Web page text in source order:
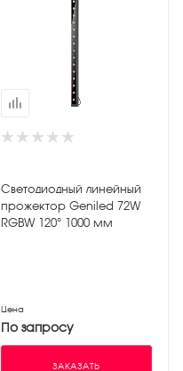
Светодиодный линейный
прожектор Geniled 72W
RGBW 120° 1000 мм
Цена
По запросу
ЗАКАЗАТЬ